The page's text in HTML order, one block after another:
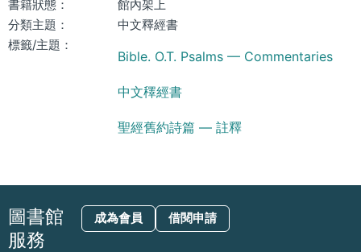
書籍狀態：
館內架上
分類主題：
中文釋經書
標籤/主題：
Bible. O.T. Psalms — Commentaries
中文䆁經書
聖經舊約詩篇 — 註釋
圖書館
服務
成為會員 借閱申請